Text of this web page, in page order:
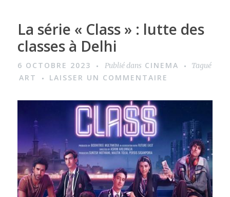
La série « Class » : lutte des
classes à Delhi
6 OCTOBRE 2023 Publié dans CINEMA Tagué
ART LAISSER UN COMMENTAIRE